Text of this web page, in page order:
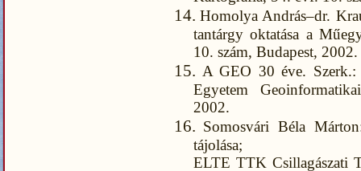
14. Homolya András–dr.
tantárgy oktatása a
10. szám, Budapest, 2002.
15. A GEO 30 éve. Szerk.:
Egyetem
2002.
16. Somosvári Béla
tájolása;
ELTE TTK Csillagászati